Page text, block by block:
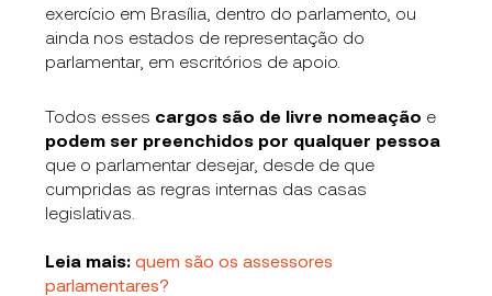
exercício em Brasília, dentro do parlamento, ou
ainda nos estados de representação do
parlamentar, em escritórios de apoio.
Todos esses cargos são de livre nomeação e
podem ser preenchidos por qualquer pessoa
que o parlamentar desejar, desde de que
cumpridas as regras internas das casas
legislativas.
Leia mais: quem são os assessores
parlamentares?